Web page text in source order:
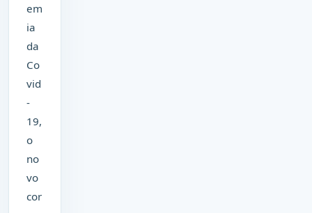
em
ia
da
Co
vid
-
19,
o
no
vo
cor